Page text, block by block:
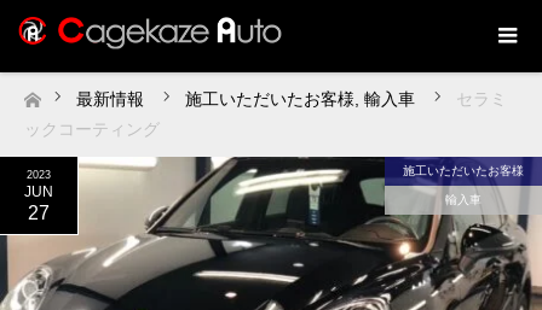
ホーム
最新情報 施工いただいたお客様 輸入車
セラミ
ックコーティング
2023
JUN
27
施工いただいたお客様
輸入車